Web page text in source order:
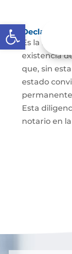
Abrir barra de
Es la
existencia
que, sin
estado
Esta
notario en